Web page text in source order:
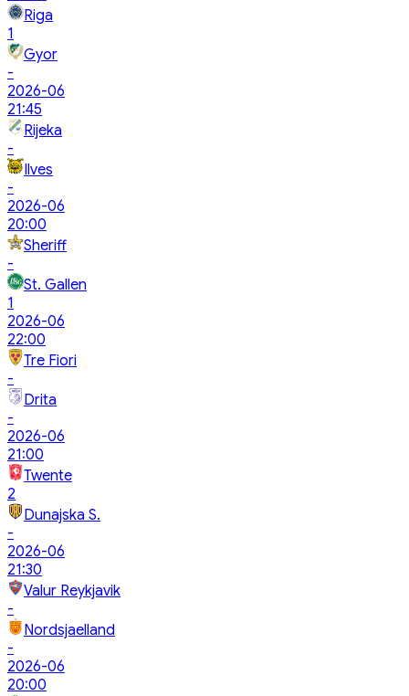
Riga
1
Gyor
-
2026-06
21:45
Rijeka
-
Ilves
-
2026-06
20:00
Sheriff
-
St. Gallen
1
2026-06
22:00
Tre Fiori
-
Drita
-
2026-06
21:00
Twente
2
Dunajska S.
-
2026-06
21:30
Valur Reykjavik
-
Nordsjaelland
-
2026-06
20:00